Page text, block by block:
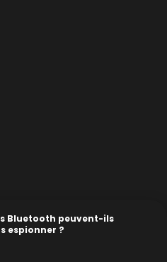
Bluetooth peuvent-ils
espionner ?